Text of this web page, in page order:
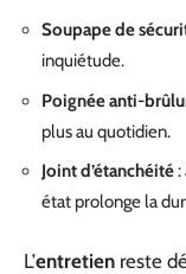
Soupape de
inquiétude.
Poignée anti-
plus au quotidien.
Joint d’étanchéité:
état prolonge la
L’entretien reste